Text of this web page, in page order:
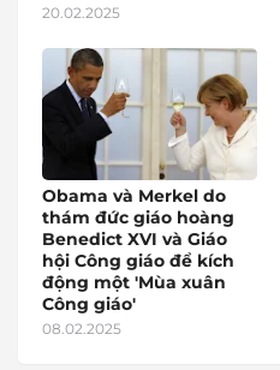
20.02.2025
Obama và Merkel do
thám đức giáo hoàng
Benedict XVI và Giáo
hội Công giáo để kích
động một 'Mùa xuân
Công giáo'
08.02.2025